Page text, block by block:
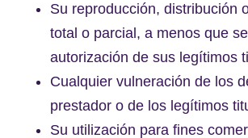
Su reproducción, distribución
total o parcial, a menos que
autorización de sus legítimos
Cualquier vulneración de los
prestador o de los legítimos
Su utilización para fines